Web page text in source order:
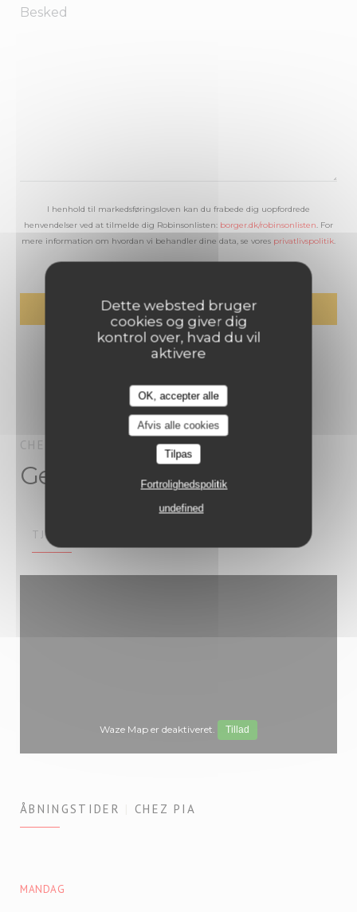
Dette websted bruger
cookies og giver dig
kontrol over, hvad du vil
aktivere
OK, accepter alle
Afvis alle cookies
Tilpas
Fortrolighedspolitik
undefined
I henhold til markedsføringsloven kan du frabede dig uopfordrede
henvendelser ved at tilmelde dig Robinsonlisten: borger.dk/robinsonlisten. For
mere information om hvordan vi behandler dine data, se vores privatlivspolitik.
CHEZ PIA
Generel information
TJENESTER
Waze Map er deaktiveret. Tillad
ÅBNINGSTIDER CHEZ PIA
MANDAG